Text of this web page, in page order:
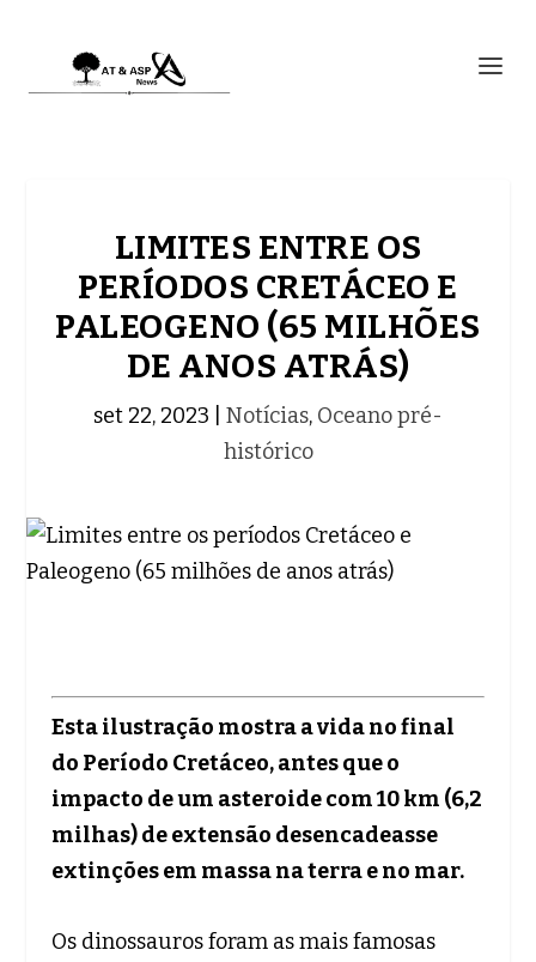
LIMITES ENTRE OS
PERÍODOS CRETÁCEO E
PALEOGENO (65 MILHÕES
DE ANOS ATRÁS)
set 22, 2023 Notícias, Oceano pré-
histórico
Esta ilustração mostra a vida no final
do Período Cretáceo, antes que o
impacto de um asteroide com 10 km (6,2
milhas) de extensão desencadeasse
extinções em massa na terra e no mar.
Os dinossauros foram as mais famosas